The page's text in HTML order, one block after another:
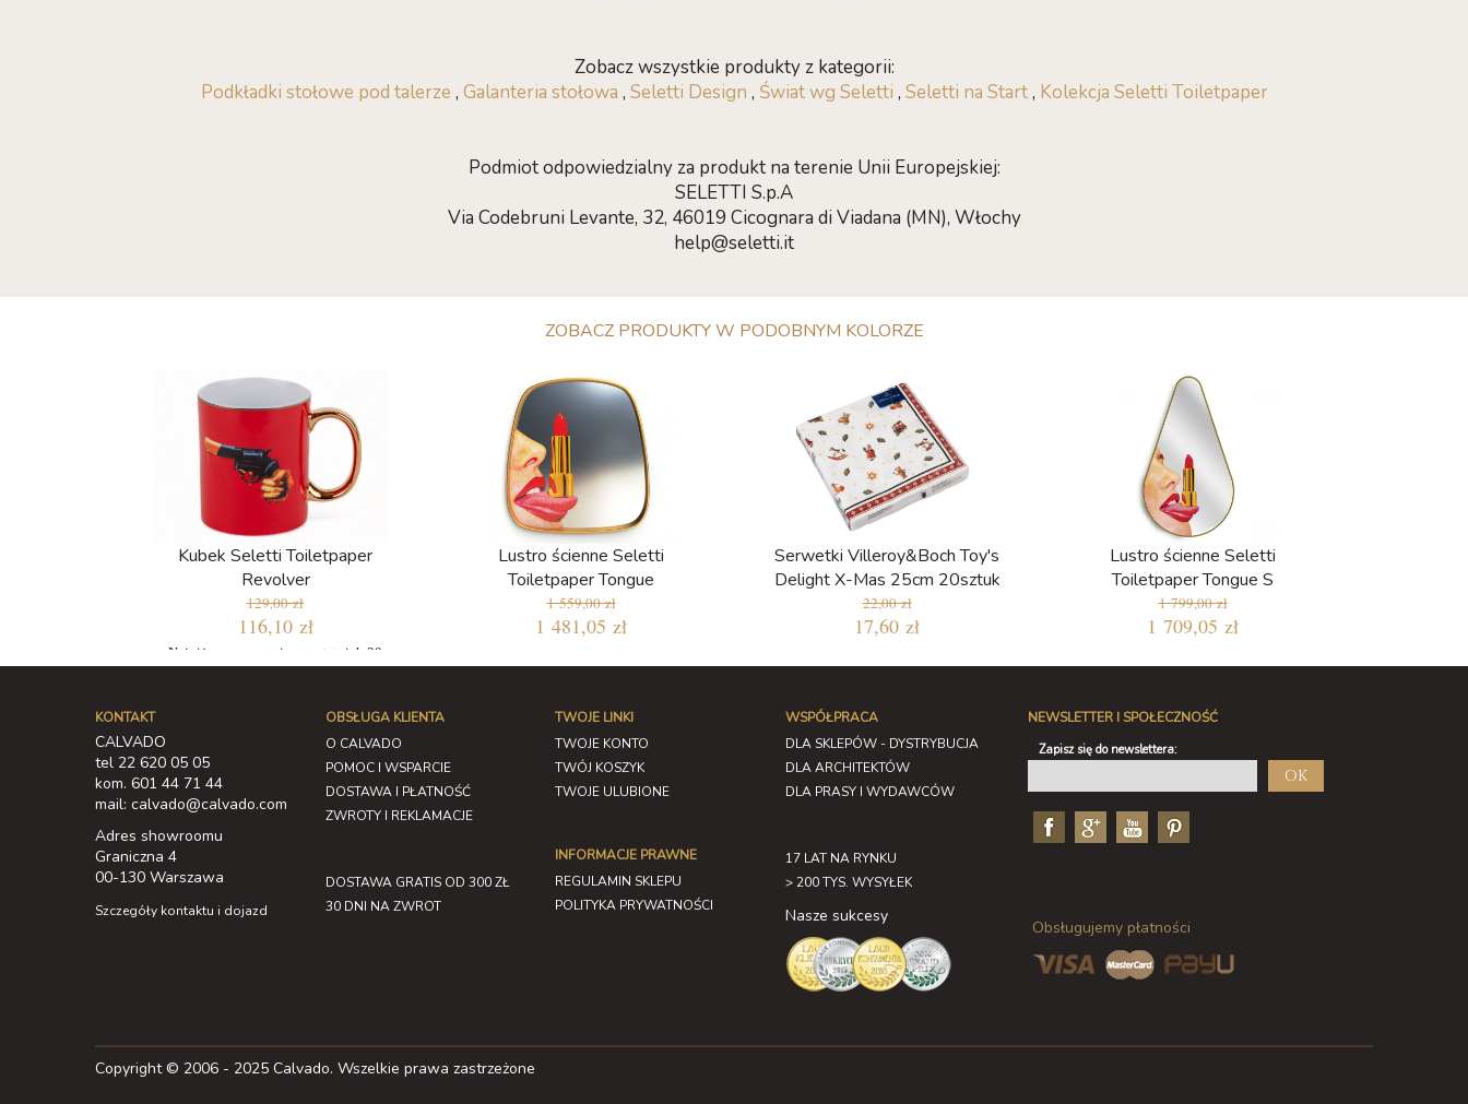
Zobacz wszystkie produkty z kategorii:
Podkładki stołowe pod talerze , Galanteria stołowa , Seletti Design , Świat wg Seletti , Seletti na Start, Kolekcja Seletti Toiletpaper
Podmiot odpowiedzialny za produkt na terenie Unii Europejskiej:
SELETTI S.p.A
Via Codebruni Levante, 32, 46019 Cicognara di Viadana (MN), Włochy
help@seletti.it
ZOBACZ PRODUKTY W PODOBNYM KOLORZE
Kubek Seletti Toiletpaper
Revolver
129,00 zł
116,10 zł
Najniższa cena w ciągu ostatnich 30
dni: 109,65 zł
Lustro ścienne Seletti
Toiletpaper Tongue
1 559,00 zł
1 481,05 zł
Serwetki Villeroy&Boch Toy's
Delight X-Mas 25cm 20sztuk
22,00 zł
17,60 zł
Lustro ścienne Seletti
Toiletpaper Tongue S
1 799,00 zł
1 709,05 zł
KONTAKT
CALVADO
tel 22 620 05 05
kom. 601 44 71 44
mail: calvado@calvado.com
Adres showroomu
Graniczna 4
00-130 Warszawa
Szczegóły kontaktu i dojazd
OBSŁUGA KLIENTA
O CALVADO
POMOC I WSPARCIE
DOSTAWA I PŁATNOŚĆ
ZWROTY I REKLAMACJE
DOSTAWA GRATIS OD 300 ZŁ
30 DNI NA ZWROT
TWOJE LINKI
TWOJE KONTO
TWÓJ KOSZYK
TWOJE ULUBIONE
INFORMACJE PRAWNE
REGULAMIN SKLEPU
POLITYKA PRYWATNOŚCI
WSPÓŁPRACA
DLA SKLEPÓW - DYSTRYBUCJA
DLA ARCHITEKTÓW
DLA PRASY I WYDAWCÓW
17 LAT NA RYNKU
> 200 TYS. WYSYŁEK
Nasze sukcesy
NEWSLETTER I SPOŁECZNOŚĆ
Zapisz się do newslettera:
OK
Obsługujemy płatności
Copyright © 2006 - 2025 Calvado. Wszelkie prawa zastrzeżone